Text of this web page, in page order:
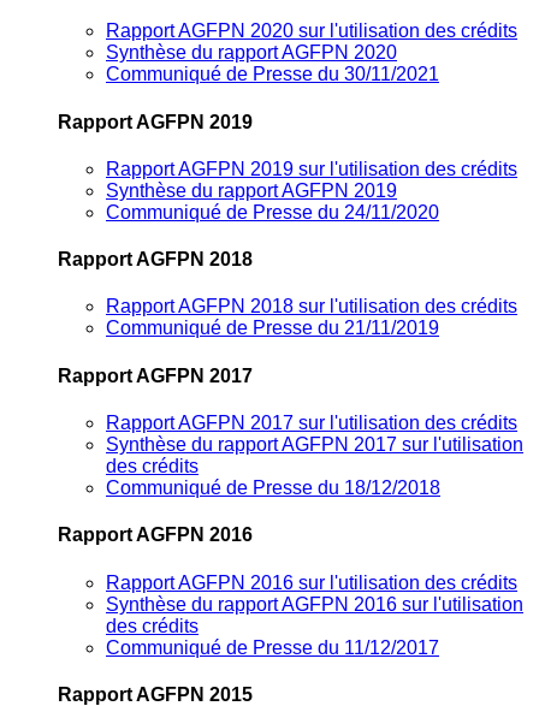
Rapport AGFPN 2020 sur l'utilisation des crédits
Synthèse du rapport AGFPN 2020
Communiqué de Presse du 30/11/2021
Rapport AGFPN 2019
Rapport AGFPN 2019 sur l'utilisation des crédits
Synthèse du rapport AGFPN 2019
Communiqué de Presse du 24/11/2020
Rapport AGFPN 2018
Rapport AGFPN 2018 sur l'utilisation des crédits
Communiqué de Presse du 21/11/2019
Rapport AGFPN 2017
Rapport AGFPN 2017 sur l'utilisation des crédits
Synthèse du rapport AGFPN 2017 sur l'utilisation
des crédits
Communiqué de Presse du 18/12/2018
Rapport AGFPN 2016
Rapport AGFPN 2016 sur l'utilisation des crédits
Synthèse du rapport AGFPN 2016 sur l'utilisation
des crédits
Communiqué de Presse du 11/12/2017
Rapport AGFPN 2015